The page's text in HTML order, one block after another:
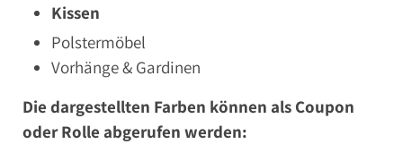
Kissen
Polstermöbel
Vorhänge & Gardinen
Die dargestellten Farben können als Coupon
oder Rolle abgerufen werden: